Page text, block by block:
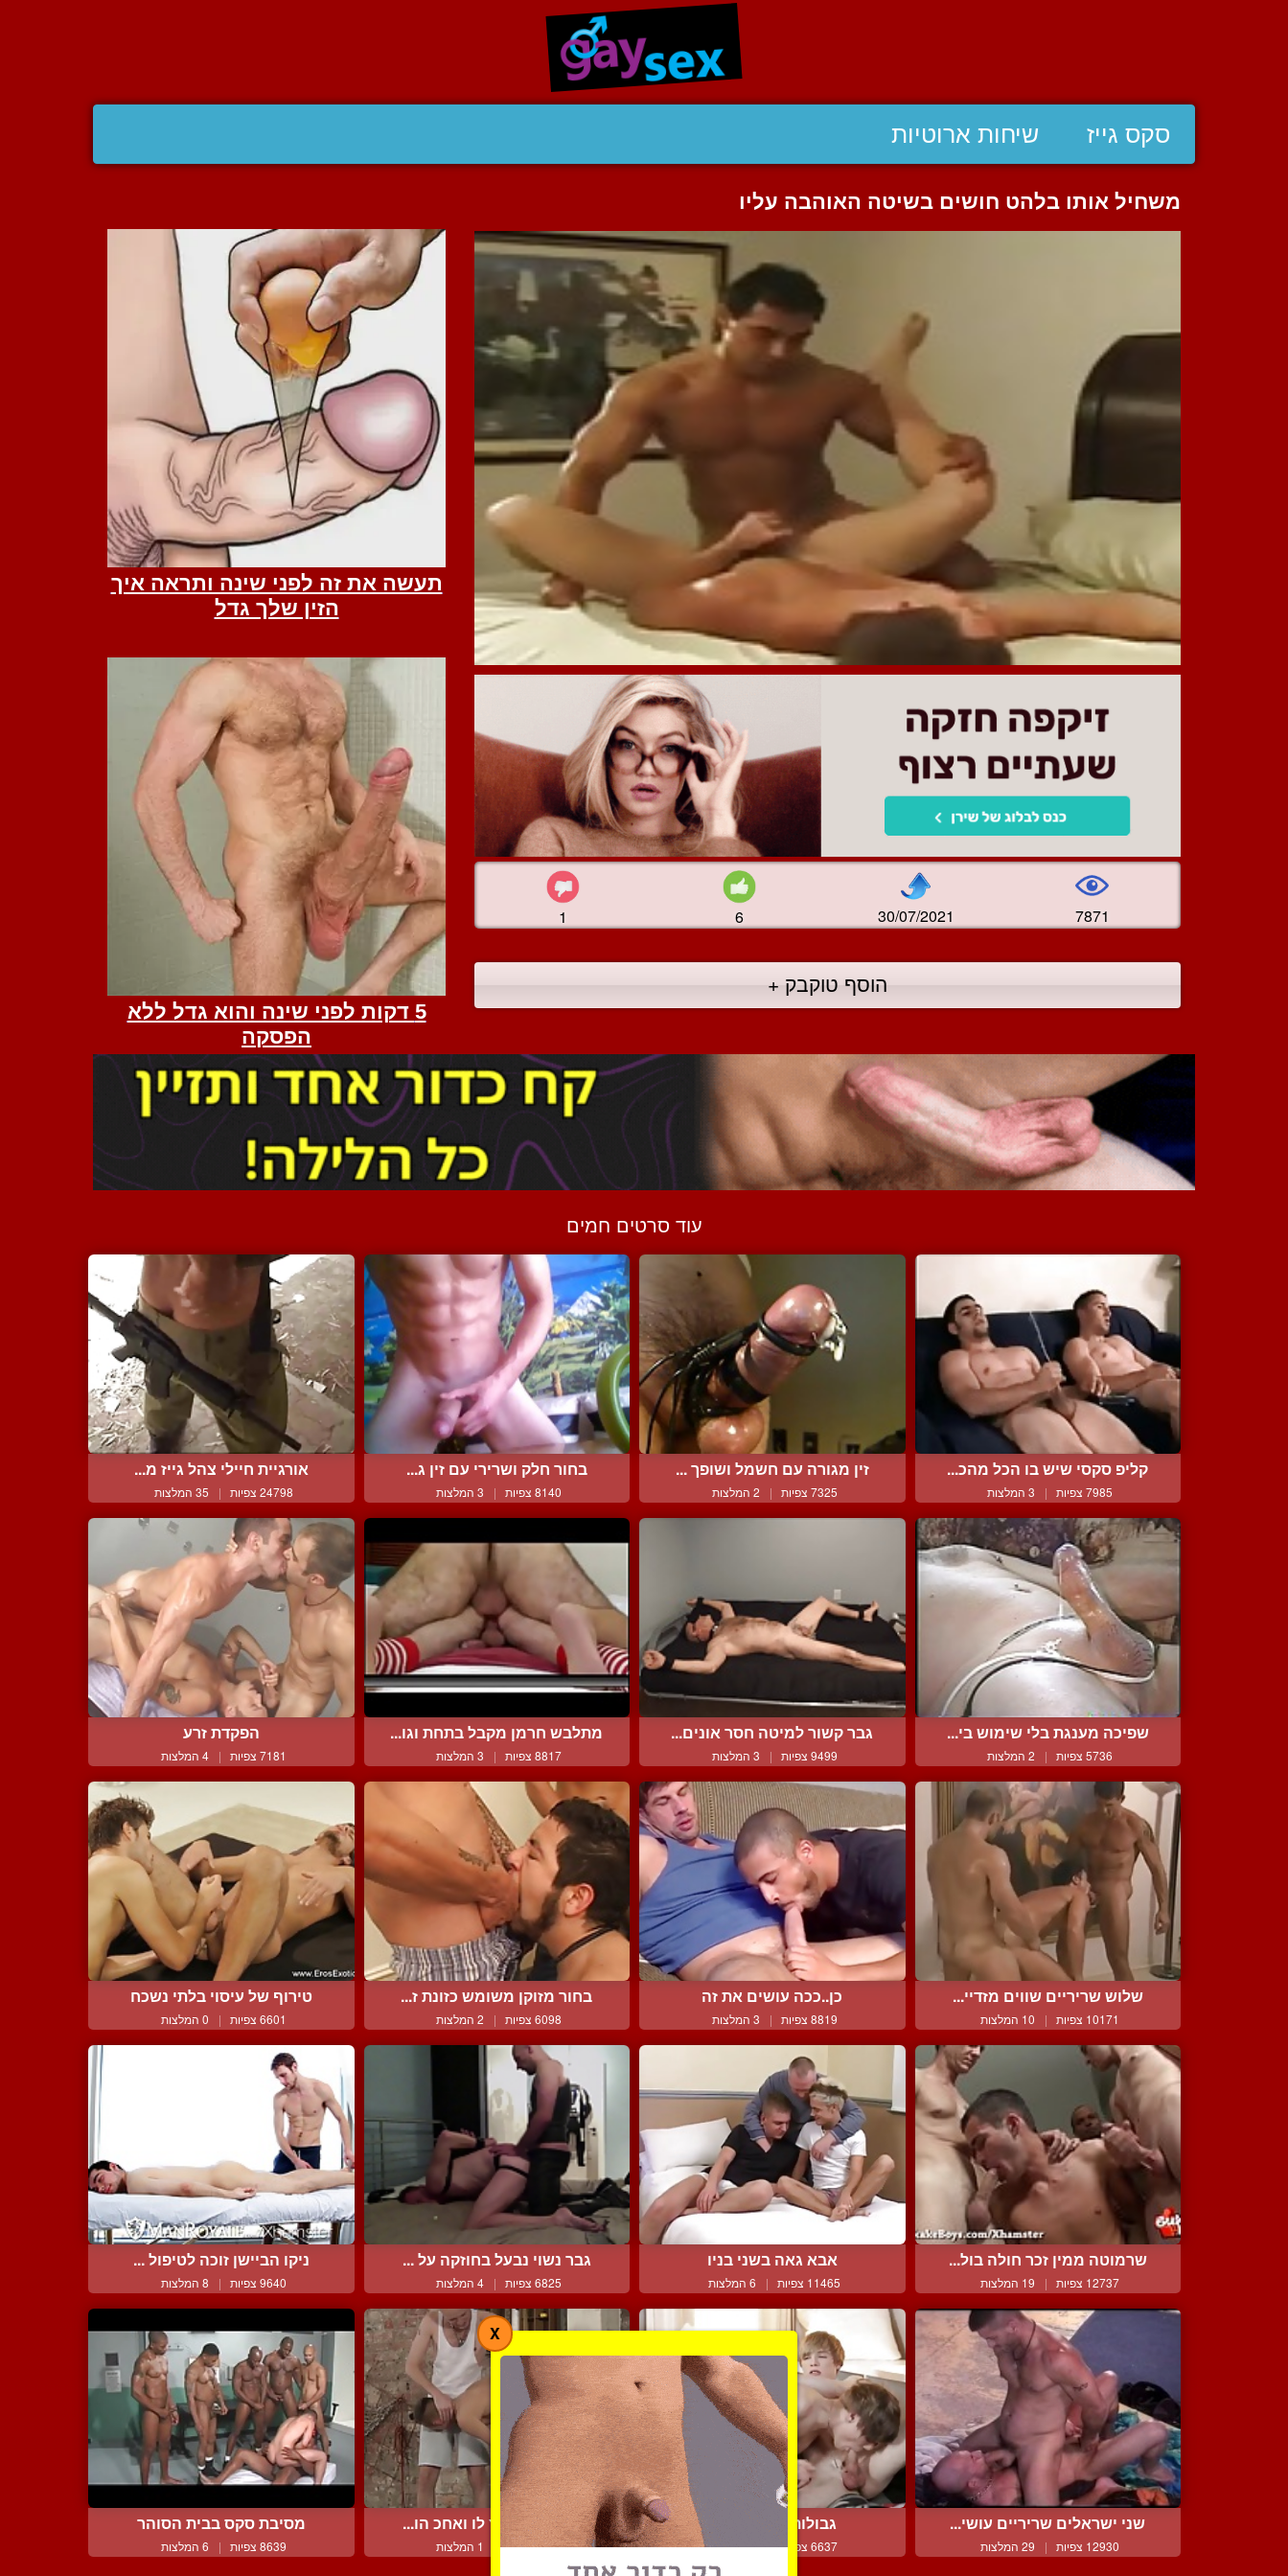
סקס גייז שיחות ארוטיות
משחיל אותו בלהט חושים בשיטה האוהבה עליו
1 6 30/07/2021 7871
הוסף טוקבק +
עוד סרטים חמים
קליפ סקסי שיש בו הכל מהכ...
7985 צפיות | 3 המלצות
זין מגורה עם חשמל ושופך ...
7325 צפיות | 2 המלצות
בחור חלק ושרירי עם זין ג...
8140 צפיות | 3 המלצות
אורגיית חיילי צהל גייז מ...
24798 צפיות | 35 המלצות
שפיכה מענגת בלי שימוש בי...
5736 צפיות | 2 המלצות
גבר קשור למיטה חסר אונים...
9499 צפיות | 3 המלצות
מתלבש חרמן מקבל בתחת וגו...
8817 צפיות | 3 המלצות
הפקדת זרע
7181 צפיות | 4 המלצות
שלוש שריריים שווים מזדיי...
10171 צפיות | 10 המלצות
כן..ככה עושים את זה
8819 צפיות | 3 המלצות
בחור מזוקן משומש כזונת ז...
6098 צפיות | 2 המלצות
טירוף של עיסוי בלתי נשכח
6601 צפיות | 0 המלצות
שרמוטה ממין זכר חולה בול...
12737 צפיות | 19 המלצות
אבא גאה בשני בניו
11465 צפיות | 6 המלצות
גבר נשוי נבעל בחוזקה על ...
6825 צפיות | 4 המלצות
ניקו הביישן זוכה לטיפול ...
9640 צפיות | 8 המלצות
שני ישראלים שריריים עושי...
12930 צפיות | 29 המלצות
גבולות מטושטשים
6637 צפיות | 7 המלצות
קודם הוא מוצץ לו ואחכ הו...
6680 צפיות | 1 המלצות
מסיבת סקס בבית הסוהר
8639 צפיות | 6 המלצות
X